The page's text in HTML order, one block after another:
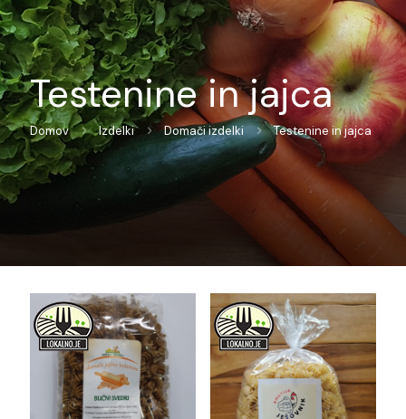
Testenine in jajca
Domov Izdelki Domači izdelki Testenine in jajca